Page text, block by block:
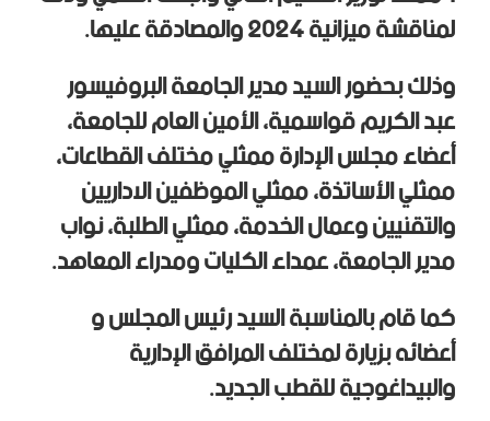
لمناقشة ميزانية 2024 والمصادقة عليها.
وذلك بحضور السيد مدير الجامعة البروفيسور
عبد الكريم قواسمية، الأمين العام للجامعة،
أعضاء مجلس الإدارة ممثلي مختلف القطاعات،
ممثلي الأساتذة، ممثلي الموظفين الاداريين
والتقنيين وعمال الخدمة، ممثلي الطلبة، نواب
مدير الجامعة، عمداء الكليات ومدراء المعاهد.
كما قام بالمناسبة السيد رئيس المجلس و
أعضائه بزيارة لمختلف المرافق الإدارية
والبيداغوجية للقطب الجديد.